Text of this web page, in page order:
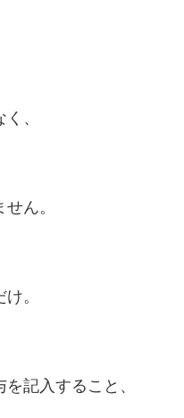
、
ん。
。
記入すること、